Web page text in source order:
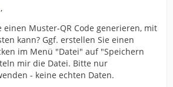
,
Muster-QR Code generieren, mit
kann? Ggf. erstellen Sie einen
im Menü "Datei" auf "Speichern
mir die Datei. Bitte nur
- keine echten Daten.